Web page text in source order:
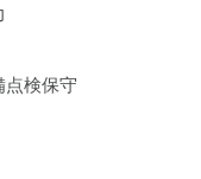
点検保守